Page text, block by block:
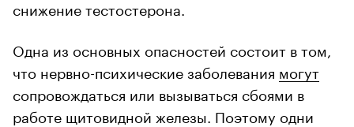
снижение тестостерона.
Одна из основных опасностей состоит в том,
что нервно-психические заболевания могут
сопровождаться или вызываться сбоями в
работе щитовидной железы. Поэтому одни